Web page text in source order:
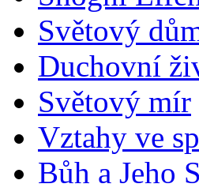
Světový
Duchovní
Světový mír
Vztahy ve
Bůh a Jeho